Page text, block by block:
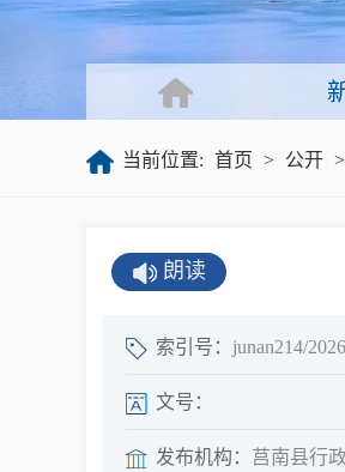
当前位置: 首页 > 公开 >
朗读
索引号： junan214/
文号：
发布机构： 莒南县行